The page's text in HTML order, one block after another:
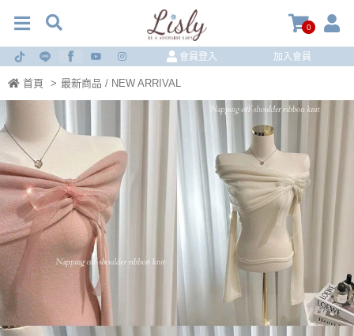
0
會員登入 加入會員
首頁 > 最新商品 / NEW ARRIVAL